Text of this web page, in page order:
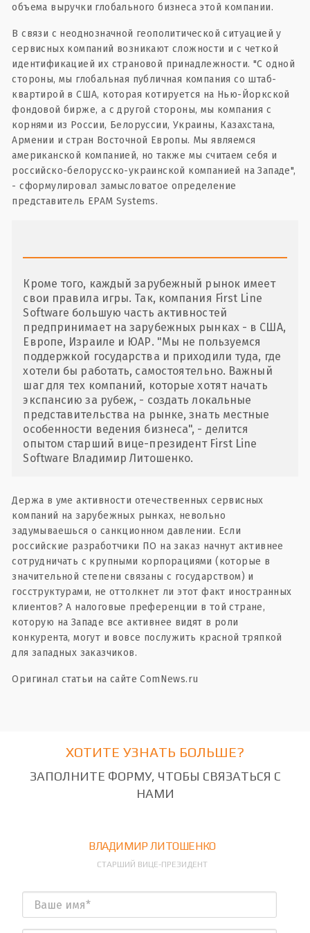
объема выручки глобального бизнеса этой компании.
В связи с неоднозначной геополитической ситуацией у
сервисных компаний возникают сложности и с четкой
идентификацией их страновой принадлежности. "С одной
стороны, мы глобальная публичная компания со штаб-
квартирой в США, которая котируется на Нью-Йоркской
фондовой бирже, а с другой стороны, мы компания с
корнями из России, Белоруссии, Украины, Казахстана,
Армении и стран Восточной Европы. Мы являемся
американской компанией, но также мы считаем себя и
российско-белорусско-украинской компанией на Западе",
- сформулировал замысловатое определение
представитель EPAM Systems.
Кроме того, каждый зарубежный рынок имеет
свои правила игры. Так, компания First Line
Software большую часть активностей
предпринимает на зарубежных рынках - в США,
Европе, Израиле и ЮАР. "Мы не пользуемся
поддержкой государства и приходили туда, где
хотели бы работать, самостоятельно. Важный
шаг для тех компаний, которые хотят начать
экспансию за рубеж, - создать локальные
представительства на рынке, знать местные
особенности ведения бизнеса", - делится
опытом старший вице-президент First Line
Software Владимир Литошенко.
Держа в уме активности отечественных сервисных
компаний на зарубежных рынках, невольно
задумываешься о санкционном давлении. Если
российские разработчики ПО на заказ начнут активнее
сотрудничать с крупными корпорациями (которые в
значительной степени связаны с государством) и
госструктурами, не оттолкнет ли этот факт иностранных
клиентов? А налоговые преференции в той стране,
которую на Западе все активнее видят в роли
конкурента, могут и вовсе послужить красной тряпкой
для западных заказчиков.
Оригинал статьи на сайте ComNews.ru
ХОТИТЕ УЗНАТЬ БОЛЬШЕ?
ЗАПОЛНИТЕ ФОРМУ, ЧТОБЫ СВЯЗАТЬСЯ С
НАМИ
ВЛАДИМИР ЛИТОШЕНКО
СТАРШИЙ ВИЦЕ-ПРЕЗИДЕНТ